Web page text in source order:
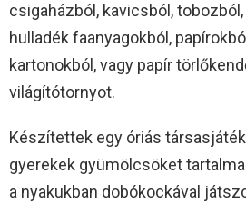
csigaházból, kavicsból,
hulladék faanyagokból,
kartonokból, vagy papír
világítótornyot.
Készítettek egy óriás
gyerekek gyümölcsöket
a nyakukban dobókockával